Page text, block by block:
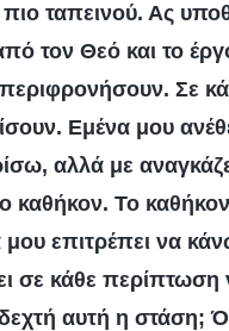
πιο ταπεινού. Ας
τον Θεό και το
Σε
Εμένα μου
αλλά με
καθήκον. Το
επιτρέπει να
σε κάθε
αυτή η στάση;